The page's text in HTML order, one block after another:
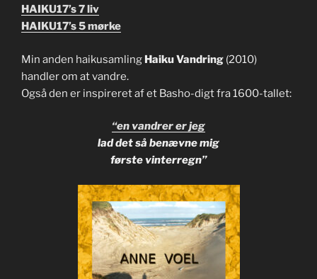
HAIKU17’s 7 liv
HAIKU17’s 5 mørke
Min anden haikusamling Haiku Vandring (2010)
handler om at vandre.
Også den er inspireret af et Basho-digt fra 1600-tallet:
“en vandrer er jeg
lad det så benævne mig
første vinterregn”